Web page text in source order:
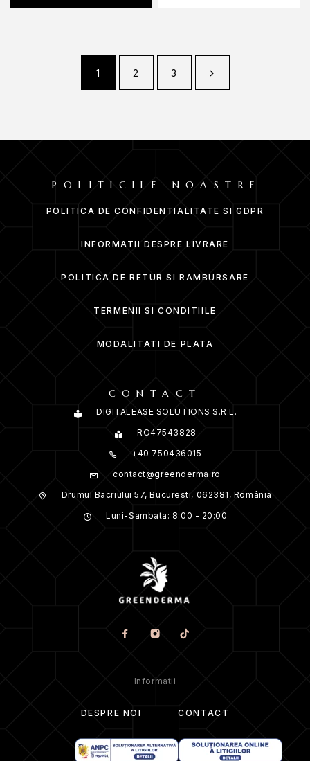
1 2 3
POLITICILE NOASTRE
POLITICA DE CONFIDENTIALITATE SI GDPR
INFORMATII DESPRE LIVRARE
POLITICA DE RETUR SI RAMBURSARE
TERMENII SI CONDITIILE
MODALITATI DE PLATA
CONTACT
DIGITALEASE SOLUTIONS S.R.L.
RO47543828
+40 750436015
contact@greenderma.ro
Drumul Bacriului 57, Bucuresti, 062381, România
Luni-Sambata: 8:00 - 20:00
Informatii
DESPRE NOI CONTACT